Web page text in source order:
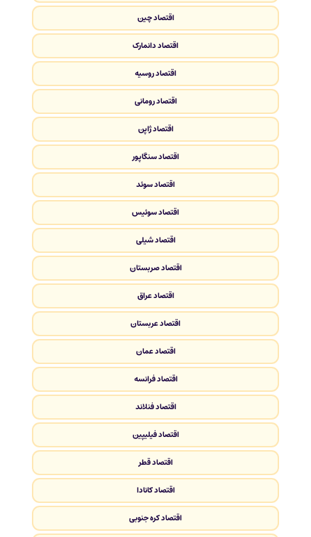
اقتصاد چین
اقتصاد دانمارک
اقتصاد روسیه
اقتصاد رومانی
اقتصاد ژاپن
اقتصاد سنگاپور
اقتصاد سوئد
اقتصاد سوئیس
اقتصاد شیلی
اقتصاد صربستان
اقتصاد عراق
اقتصاد عربستان
اقتصاد عمان
اقتصاد فرانسه
اقتصاد فنلاند
اقتصاد فیلیپین
اقتصاد قطر
اقتصاد کانادا
اقتصاد کره جنوبی